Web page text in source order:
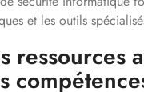
et les outils
ressources